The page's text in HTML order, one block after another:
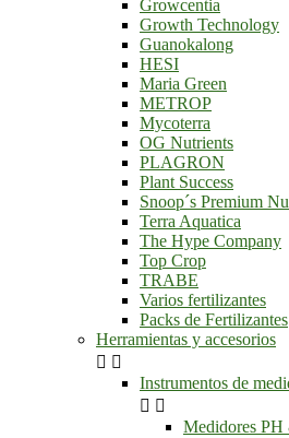
Growcentia
Growth Technology
Guanokalong
HESI
Maria Green
METROP
Mycoterra
OG Nutrients
PLAGRON
Plant Success
Snoop´s Premium
Terra Aquatica
The Hype Company
Top Crop
TRABE
Varios fertilizantes
Packs de Fertilizantes
Herramientas y accesorios
 
Instrumentos de
 
Medidores PH